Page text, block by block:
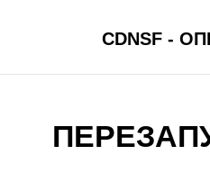
CDNSF -